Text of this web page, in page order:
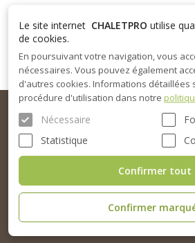
COORDONNÉES
achats@chaletpro.fr
Le site internet CHALETPRO utilise
de cookies.
En poursuivant votre navigation, vous
nécessaires. Vous pouvez également
d'autres cookies. Informations détaillées
procédure d'utilisation dans notre
Nécessaire
Statistique
Confirmer
Confirmer tout